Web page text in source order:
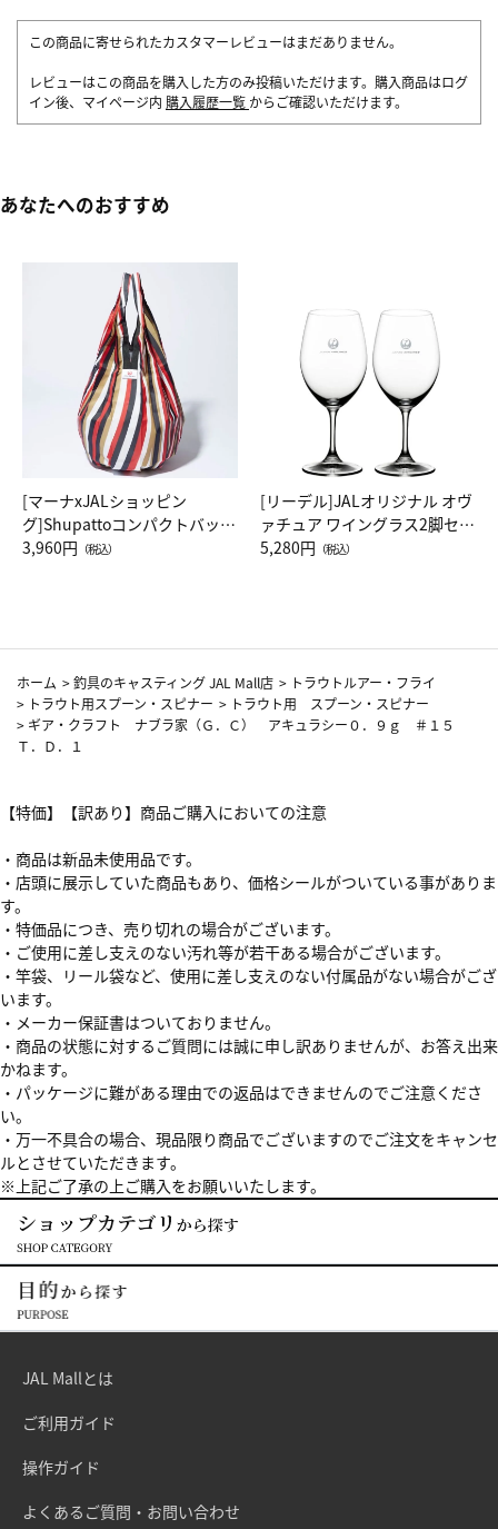
この商品に寄せられたカスタマーレビューはまだありません。
レビューはこの商品を購入した方のみ投稿いただけます。購入商品はログ
イン後、マイページ内 購入履歴一覧 からご確認いただけます。
あなたへのおすすめ
[マーナxJALショッピン
グ]Shupattoコンパクトバッグ
Drop JAL客室乗務員（LC）ス
3,960円 （税込）
[リーデル]JALオリジナル オヴ
ァチュア ワイングラス2脚セッ
ト（レッドワイン）
5,280円 （税込）
ホーム >釣具のキャスティング JAL Mall店 > トラウトルアー・フライ
> トラウト用スプーン・スピナー > トラウト用 スプーン・スピナー
> ギア・クラフト ナブラ家（Ｇ．Ｃ） アキュラシー０．９ｇ ＃１５
Ｔ．Ｄ．１
【特価】【訳あり】商品ご購入においての注意
・商品は新品未使用品です。
・店頭に展示していた商品もあり、価格シールがついている事がありま
す。
・特価品につき、売り切れの場合がございます。
・ご使用に差し支えのない汚れ等が若干ある場合がございます。
・竿袋、リール袋など、使用に差し支えのない付属品がない場合がござ
います。
・メーカー保証書はついておりません。
・商品の状態に対するご質問には誠に申し訳ありませんが、お答え出来
かねます。
・パッケージに難がある理由での返品はできませんのでご注意くださ
い。
・万一不具合の場合、現品限り商品でございますのでご注文をキャンセ
ルとさせていただきます。
※上記ご了承の上ご購入をお願いいたします。
JAL Mallとは
ご利用ガイド
操作ガイド
よくあるご質問・お問い合わせ